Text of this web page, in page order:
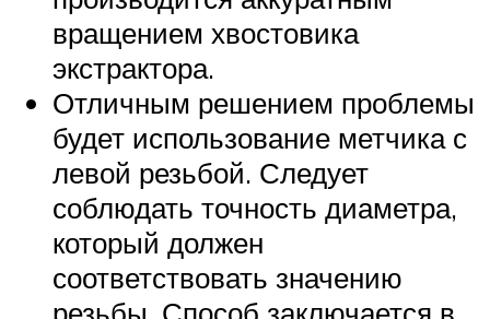
вращением хвостовика
экстрактора.
Отличным решением проблемы
будет использование метчика с
левой резьбой. Следует
соблюдать точность диаметра,
который должен
соответствовать значению